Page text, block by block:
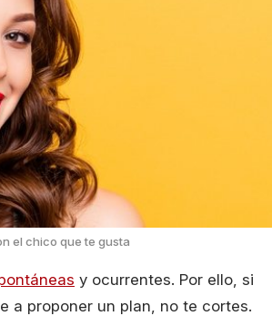
el chico que te gusta
y ocurrentes. Por ello, si
a proponer un plan, no te cortes.